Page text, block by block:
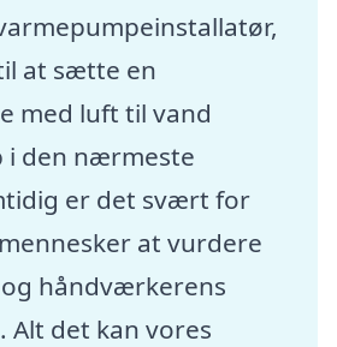
at sætte en
med luft til vand
i den nærmeste
er det svært for
at vurdere
håndværkerens
Alt det kan vores